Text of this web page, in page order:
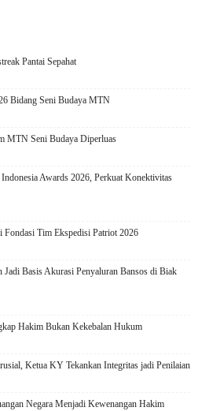
Pantai Sepahat
Bidang Seni Budaya MTN
MTN Seni Budaya Diperluas
Awards 2026, Perkuat Konektivitas
Fondasi Tim Ekspedisi Patriot 2026
Basis Akurasi Penyaluran Bansos di Biak
Hakim Bukan Kekebalan Hukum
Ketua KY Tekankan Integritas jadi Penilaian
Negara Menjadi Kewenangan Hakim